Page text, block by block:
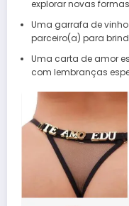
explorar novas
Uma garrafa de
parceiro(a) para
Uma carta de amor
com lembranças